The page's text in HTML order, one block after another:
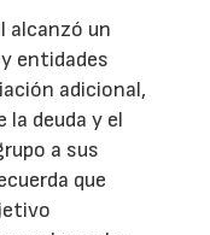
alcanzó un
entidades
adicional,
deuda y el
a sus
que